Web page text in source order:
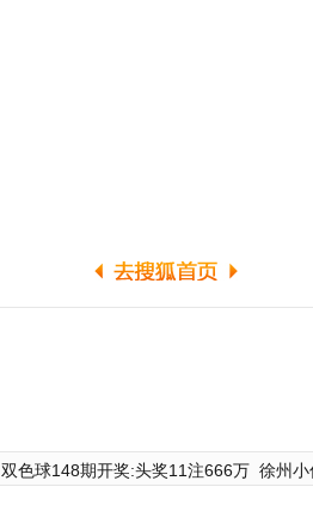
双色球148期开奖:头奖11注666万 徐州